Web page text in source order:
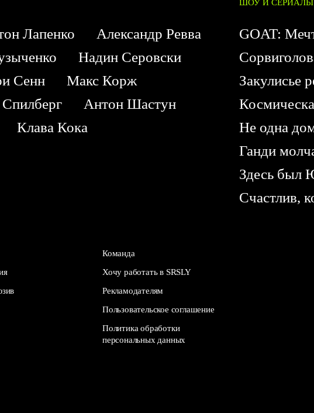
Лапенко
Александр Ревва
Надин Серовски
Сенн
Макс Корж
Антон Шастун
Клава Кока
ШОУ И СЕРИАЛЫ
GOAT:
Закулисье
Не одна
Ганди
Здесь был
Счастлив,
Команда
Хочу работать в SRSLY
Рекламодателям
Пользовательское соглашение
Политика обработки
персональных данных